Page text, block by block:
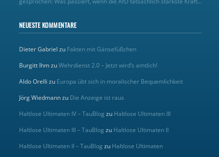
NEUESTE KOMMENTARE
Dieter Gabriel zu Fakten mit Gänsefüßchen
Burgitt IhmzuWehrdienst 2.0 – Jetzt wird’s amtlich!
Aldo Orelli zu Europa übt sich in moralischer Bequemlichkeit
Jörg Wiedmannzu Die Anzeige ist raus
Haltlose Ultimaten IV – TauBlog zu Haltlose Ultimaten III
Haltlose Ultimaten III – TauBlog zu Haltlose Ultimaten II
Haltlose Ultimaten II – TauBlog zu Haltlose Ultimaten